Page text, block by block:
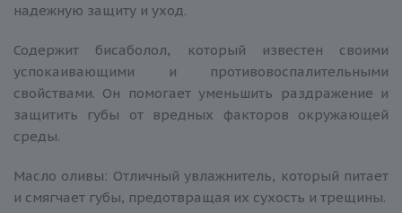
надежную защиту и уход.
Содержит бисаболол, который известен своими
успокаивающими и противовоспалительными
свойствами. Он помогает уменьшить раздражение и
защитить губы от вредных факторов окружающей
среды.
Масло оливы: Отличный увлажнитель, который питает
и смягчает губы, предотвращая их сухость и трещины.